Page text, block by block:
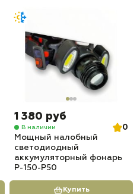
1 380 руб
В наличии
0
Мощный налобный
светодиодный
аккумуляторный фонарь
P-150-P50
Купить